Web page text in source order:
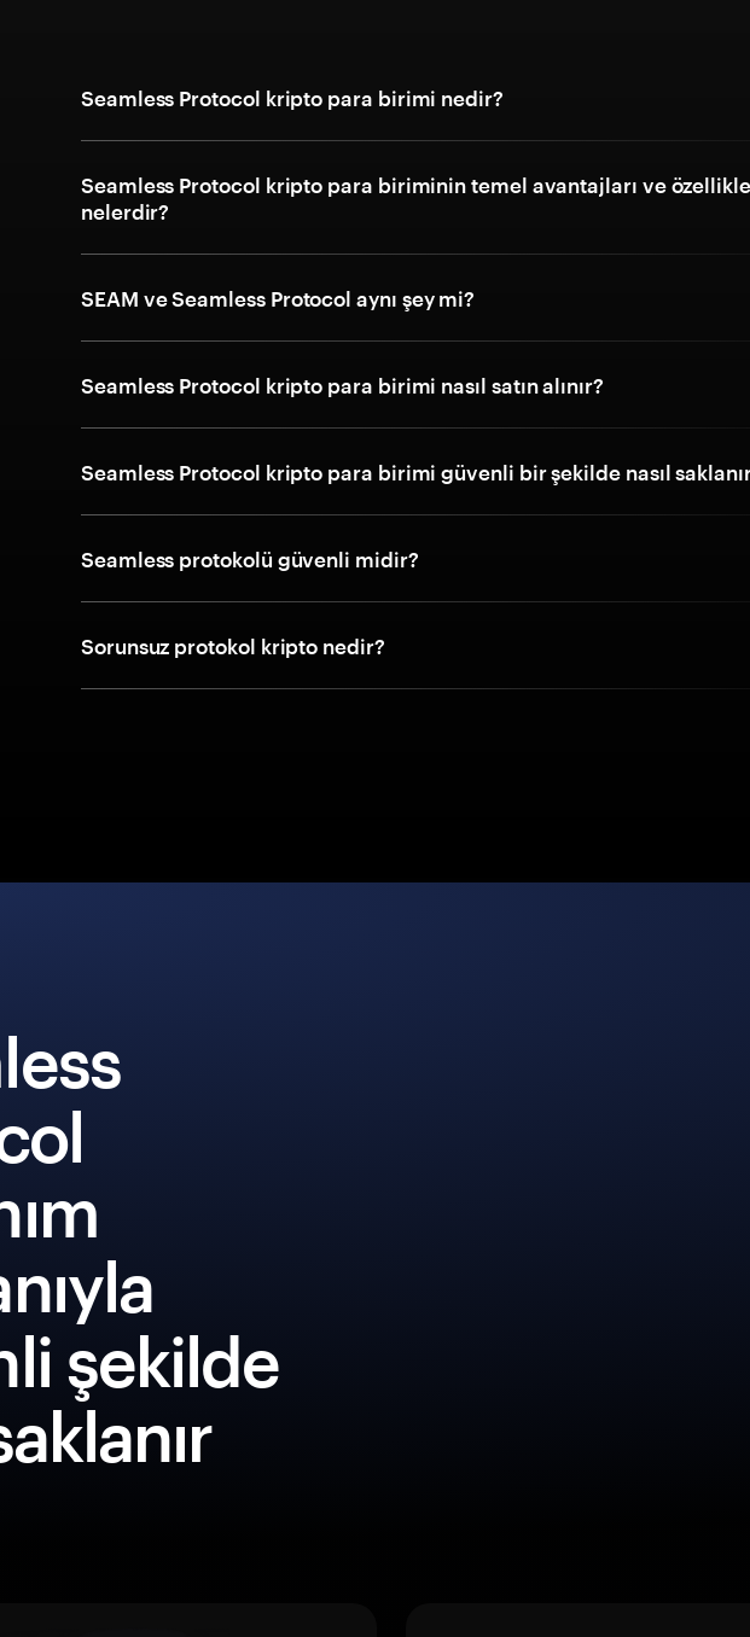
Seamless Protocol kripto para birimi nedir?
Seamless Protocol kripto para biriminin temel avantajları ve
nelerdir?
SEAM ve Seamless Protocol aynı şey mi?
Seamless Protocol kripto para birimi nasıl satın alınır?
Seamless Protocol kripto para birimi güvenli bir şekilde nasıl
Seamless protokolü güvenli midir?
Sorunsuz protokol kripto nedir?
şekilde